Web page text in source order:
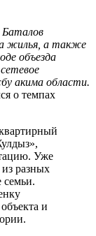
жилья, а также
объезда
акима области.
о темпах
Уже
из разных
семьи.
и